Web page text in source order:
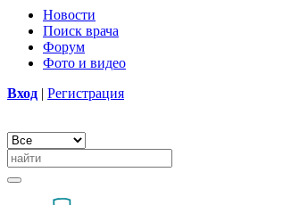
Новости
Поиск врача
Форум
Фото и видео
Вход | Регистрация